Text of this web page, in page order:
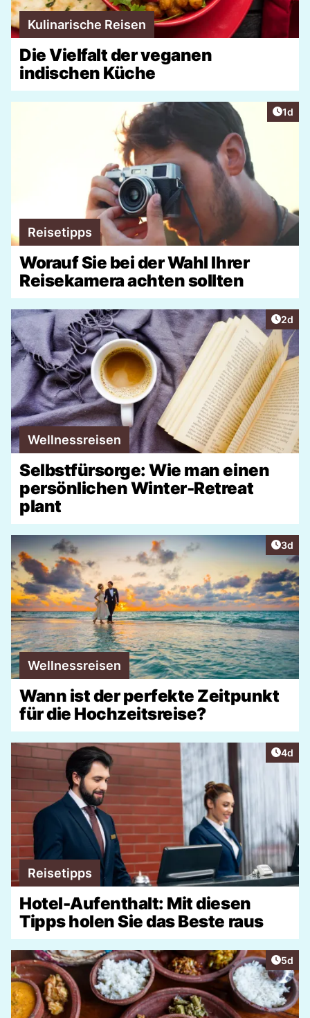
Kulinarische Reisen
Die Vielfalt der veganen
indischen Küche
1d
Reisetipps
Worauf Sie bei der Wahl Ihrer
Reisekamera achten sollten
2d
Wellnessreisen
Selbstfürsorge: Wie man einen
persönlichen Winter-Retreat
plant
3d
Wellnessreisen
Wann ist der perfekte Zeitpunkt
für die Hochzeitsreise?
4d
Reisetipps
Hotel-Aufenthalt: Mit diesen
Tipps holen Sie das Beste raus
5d